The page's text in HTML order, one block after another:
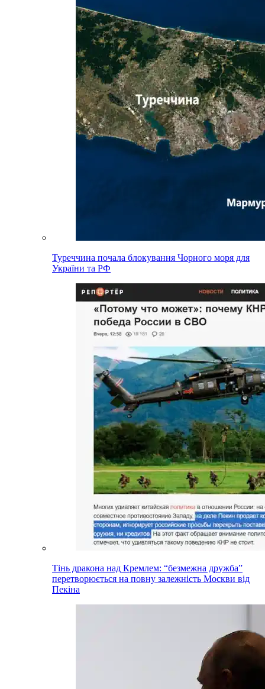
Туреччина почала блокування Чорного моря для
України та РФ
Тінь дракона над Кремлем: “безмежна дружба”
перетворюється на повну залежність Москви від
Пекіна